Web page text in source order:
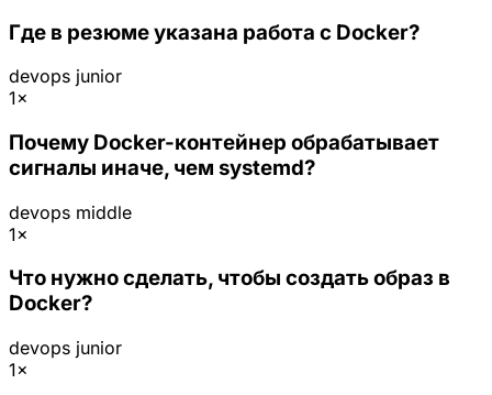
Где в резюме указана работа с Docker?
devops junior
1×
Почему Docker-контейнер обрабатывает
сигналы иначе, чем systemd?
devops middle
1×
Что нужно сделать, чтобы создать образ в
Docker?
devops junior
1×